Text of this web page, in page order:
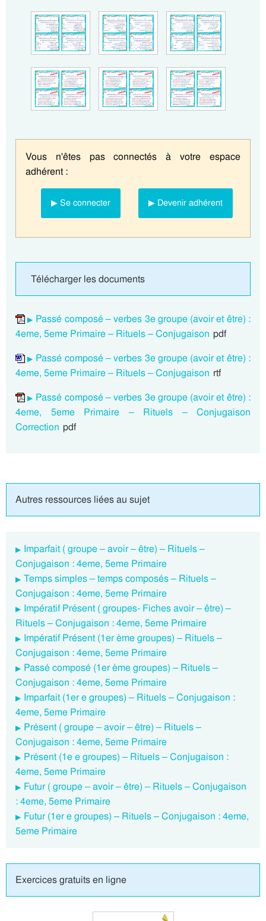
Vous n'êtes pas connectés à votre espace
adhérent :
▶ Se connecter ▶ Devenir adhérent
Télécharger les documents
Passé composé – verbes 3e groupe (avoir et être) :
4eme, 5eme Primaire – Rituels – Conjugaison pdf
Passé composé – verbes 3e groupe (avoir et être) :
4eme, 5eme Primaire – Rituels – Conjugaison rtf
Passé composé – verbes 3e groupe (avoir et être) :
4eme, 5eme Primaire – Rituels – Conjugaison
Correction pdf
Autres ressources liées au sujet
Imparfait ( groupe – avoir – être) – Rituels –
Conjugaison : 4eme, 5eme Primaire
Temps simples – temps composés – Rituels –
Conjugaison : 4eme, 5eme Primaire
Impératif Présent ( groupes- Fiches avoir – être) –
Rituels – Conjugaison : 4eme, 5eme Primaire
Impératif Présent (1er ème groupes) – Rituels –
Conjugaison : 4eme, 5eme Primaire
Passé composé (1er ème groupes) – Rituels –
Conjugaison : 4eme, 5eme Primaire
Imparfait (1er e groupes) – Rituels – Conjugaison :
4eme, 5eme Primaire
Présent ( groupe – avoir – être) – Rituels –
Conjugaison : 4eme, 5eme Primaire
Présent (1e e groupes) – Rituels – Conjugaison :
4eme, 5eme Primaire
Futur ( groupe – avoir – être) – Rituels – Conjugaison
: 4eme, 5eme Primaire
Futur (1er e groupes) – Rituels – Conjugaison : 4eme,
5eme Primaire
Exercices gratuits en ligne